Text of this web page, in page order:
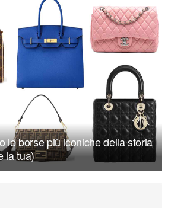
le borse più iconiche della storia
la tua)